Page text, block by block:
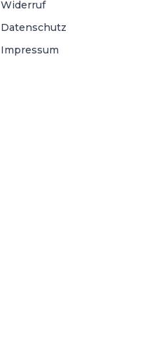
Widerruf
Datenschutz
Impressum